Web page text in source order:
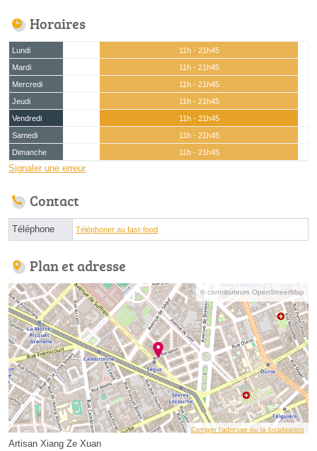
Horaires
Lundi
11h - 21h45
Mardi
11h - 21h45
Mercredi
11h - 21h45
Jeudi
11h - 21h45
Vendredi
11h - 21h45
Samedi
11h - 21h45
Dimanche
11h - 21h45
Signaler une erreur
Contact
Téléphone Téléphoner au fast-food
Plan et adresse
© contributeurs OpenStreetMap
Corriger l’adresse ou la localisation
Artisan Xiang Ze Xuan